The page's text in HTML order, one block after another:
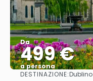
Da
499 €
a persona
DESTINAZIONE:Dublino